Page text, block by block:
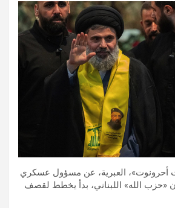
أحرونوت»، العبرية، عن مسؤول عسكري
«حزب الله» اللبناني، بدأ يخطط لقصف